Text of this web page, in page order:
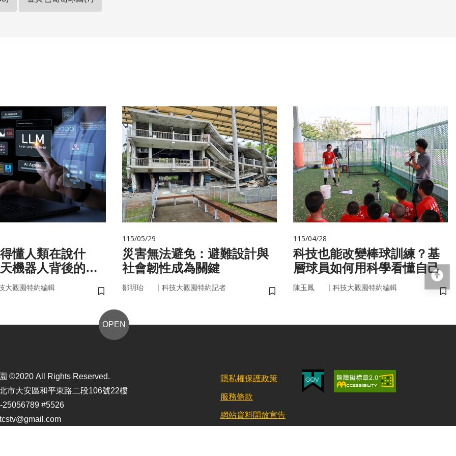
懂人類在說什
機器人背後的語
大觀園特約編輯
儲存書籤
115/05/29
災害無法避免：避難設計與
社會韌性成為關鍵
鄒明珆 ｜ 科技大觀園特約記者
儲存書籤
115/04/28
科技也能改變棒球訓練？基
層球員如何用科學看懂自己
陳玉鳳 ｜ 科技大觀園特約編輯
儲
OPEN
©2020 All Rights Reserved.
市大安區和平東路二段106號22樓
25056789 #5526
隱私權保護政策
服務條款
網站資料開放宣告
回